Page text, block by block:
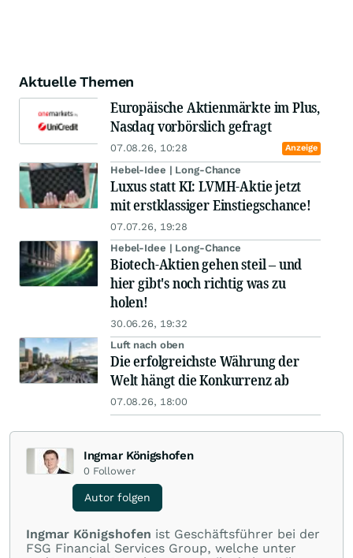
Aktuelle Themen
Europäische Aktienmärkte im Plus,
Nasdaq vorbörslich gefragt
07.08.26, 10:28 Anzeige
Hebel-Idee | Long-Chance
Luxus statt KI: LVMH-Aktie jetzt
mit erstklassiger Einstiegschance!
07.07.26, 19:28
Hebel-Idee | Long-Chance
Biotech-Aktien gehen steil – und
hier gibt's noch richtig was zu
holen!
30.06.26, 19:32
Luft nach oben
Die erfolgreichste Währung der
Welt hängt die Konkurrenz ab
07.08.26, 18:00
Ingmar Königshofen
0 Follower
Autor folgen
Ingmar Königshofen ist Geschäftsführer bei der
FSG Financial Services Group, welche unter